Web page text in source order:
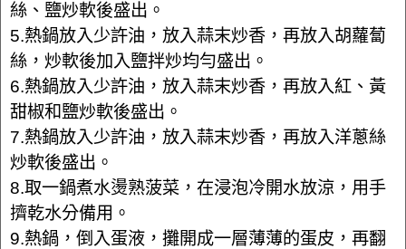
絲、鹽炒軟後盛出。
5.熱鍋放入少許油，放入蒜末炒香，再放入胡蘿蔔
絲，炒軟後加入鹽拌炒均勻盛出。
6.熱鍋放入少許油，放入蒜末炒香，再放入紅、黃
甜椒和鹽炒軟後盛出。
7.熱鍋放入少許油，放入蒜末炒香，再放入洋蔥絲
炒軟後盛出。
8.取一鍋煮水燙熟菠菜，在浸泡冷開水放涼，用手
擠乾水分備用。
9.熱鍋，倒入蛋液，攤開成一層薄薄的蛋皮，再翻